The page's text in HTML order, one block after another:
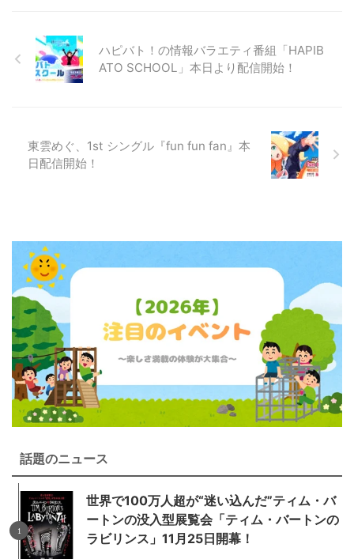
ハピバト！の情報バラエティ番組「HAPIB
ATO SCHOOL」本日より配信開始！
東雲めぐ、1st シングル『fun fun fan』本
日配信開始！
話題のニュース
世界で100万人超が“迷い込んだ”ティム・バ
ートンの没入型展覧会「ティム・バートンの
ラビリンス」11月25日開幕！